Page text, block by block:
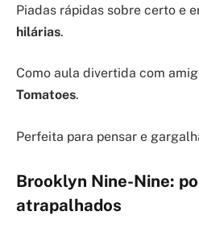
Piadas rápidas sobre certo e
hilárias.
Como aula divertida com
Tomatoes.
Perfeita para pensar e
Brooklyn Nine-Nine:
atrapalhados